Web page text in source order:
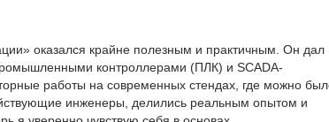
оказался крайне полезным и практичным. Он дал
контроллерами (ПЛК) и SCADA-
работы на современных стендах, где можно
инженеры, делились реальным опытом и